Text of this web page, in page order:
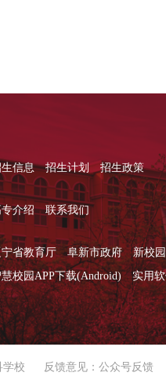
信息 招生计划 招生政策
介绍 联系我们
省教育厅 阜新市政府
新校
校园APP下载(Android)
实用
学校 反馈意见：公众号反馈